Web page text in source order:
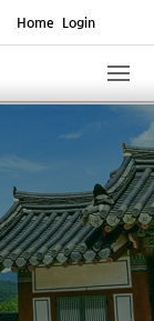
Home Login